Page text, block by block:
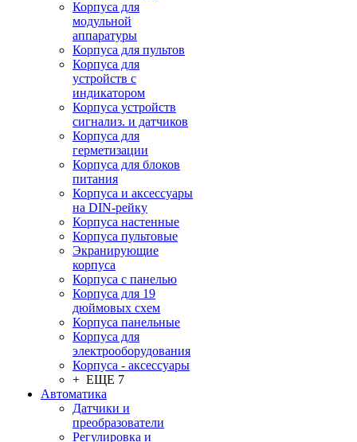
Корпуса для
модульной
аппаратуры
Корпуса для пультов
Корпуса для
устройств с
индикатором
Корпуса устройств
сигнализ. и датчиков
Корпуса для
герметизации
Корпуса для блоков
питания
Корпуса и аксессуары
на DIN-рейку
Корпуса настенные
Корпуса пультовые
Экранирующие
корпуса
Корпуса с панелью
Корпуса для 19
дюймовых схем
Корпуса панельные
Корпуса для
электрооборудования
Корпуса - аксессуары
+ ЕЩЕ 7
Автоматика
Датчики и
преобразователи
Регулировка и